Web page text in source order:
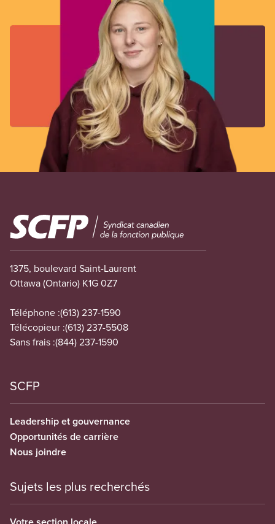
Image
1375, boulevard Saint-Laurent
Ottawa (Ontario) K1G 0Z7
Téléphone :(613) 237-1590
Télécopieur :(613) 237-5508
Sans frais :(844) 237-1590
SCFP
Leadership et gouvernance
Opportunités de carrière
Nous joindre
Sujets les plus recherchés